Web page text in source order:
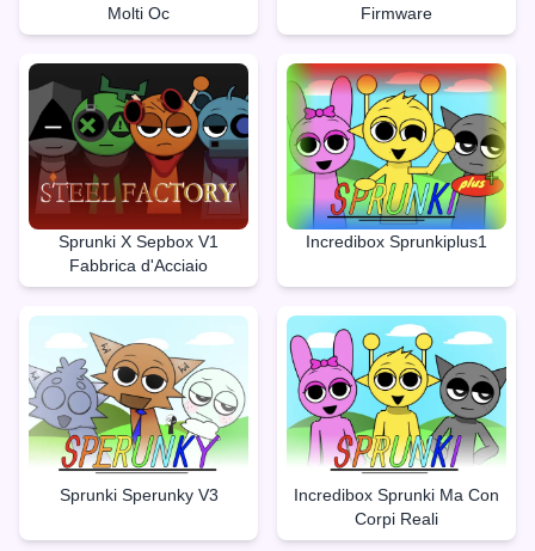
Molti Oc Firmware
Sprunki X Sepbox V1
Fabbrica d'Acciaio
Incredibox Sprunkiplus1
Sprunki Sperunky V3
Incredibox Sprunki Ma Con
Corpi Reali